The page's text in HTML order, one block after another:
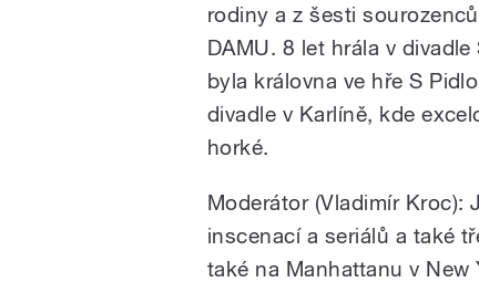
rodiny a z šesti
DAMU. 8 let hrála v
byla královna ve hře S
divadle v Karlíně, kde
horké.
Moderátor (Vladimír Kroc):
inscenací a seriálů a také
také na Manhattanu v